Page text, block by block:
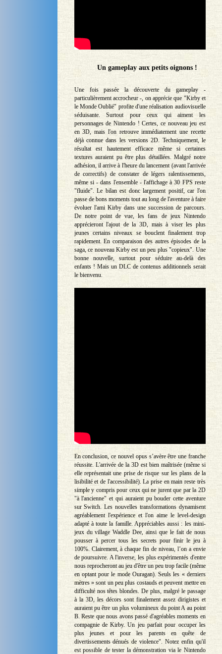
Un gameplay aux petits oignons !
Une fois passée la découverte du gameplay -
particulièrement accrocheur -, on apprécie que "Kirby et
le Monde Oublié" profite d'une réalisation audiovisuelle
séduisante. Surtout pour ceux qui aiment les
personnages de Nintendo ! Certes, ce nouveau jeu est
en 3D, mais l'on retrouve immédiatement une recette
déjà connue dans les versions 2D. Techniquement, le
résultat est hautement efficace même si certaines
textures auraient pu être plus détaillées. Malgré notre
adhésion, il arrive à l'heure du lancement (avant l'arrivée
de correctifs) de constater de légers ralentissements,
même si - dans l'ensemble - l'affichage à 30 FPS reste
"fluide". Le bilan est donc largement positif, car l'on
passe de bons moments tout au long de l'aventure à faire
évoluer l'ami Kirby dans une succession de parcours.
De notre point de vue, les fans de jeux Nintendo
apprécieront l'ajout de la 3D, mais à viser les plus
jeunes certains niveaux se bouclent finalement trop
rapidement. En comparaison des autres épisodes de la
saga, ce nouveau Kirby est un peu plus "copieux". Une
bonne nouvelle, surtout pour séduire au-delà des
enfants ! Mais un DLC de contenus additionnels serait
le bienvenu.
En conclusion, ce nouvel opus s’avère être une franche
réussite. L'arrivée de la 3D est bien maîtrisée (même si
elle représentait une prise de risque sur les plans de la
lisibilité et de l'accessibilité). La prise en main reste très
simple y compris pour ceux qui ne jurent que par la 2D
"à l'ancienne" et qui auraient pu bouder cette aventure
sur Switch. Les nouvelles transformations dynamisent
agréablement l'expérience et l'on aime le level-design
adapté à toute la famille. Appréciables aussi : les mini-
jeux du village Waddle Dee, ainsi que le fait de nous
pousser à percer tous les secrets pour finir le jeu à
100%. Clairement, à chaque fin de niveau, l’on a envie
de poursuivre. A l'inverse, les plus expérimentés d'entre
nous reprocheront au jeu d'être un peu trop facile (même
en optant pour le mode Ouragan). Seuls les « derniers
mètres » sont un peu plus costauds et peuvent mettre en
difficulté nos têtes blondes. De plus, malgré le passage
à la 3D, les décors sont finalement assez dirigistes et
auraient pu être un plus volumineux du point A au point
B. Reste que nous avons passé d'agréables moments en
compagnie de Kirby. Un jeu parfait pour occuper les
plus jeunes et pour les parents en quête de
divertissements dénués de violence". Notez enfin qu'il
est possible de tester la démonstration via le Nintendo